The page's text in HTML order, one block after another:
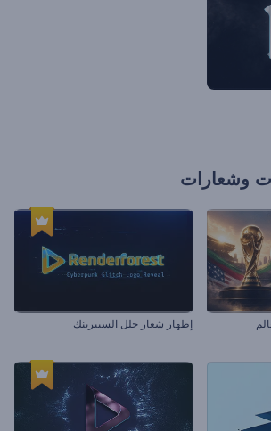
وشعارات
إظهار شعار خلل السيبربنك